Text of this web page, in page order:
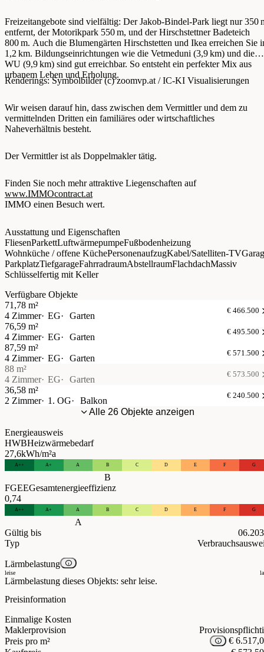
Freizeitangebote sind vielfältig: Der Jakob-Bindel-Park liegt nur 350
entfernt, der Motorikpark 550 m, und der Hirschstettner Badeteich
800 m. Auch die Blumengärten Hirschstetten und Ikea erreichen Sie
1,2 km. Bildungseinrichtungen wie die Vetmeduni (3,9 km) und die
WU (9,9 km) sind gut erreichbar. So entsteht ein perfekter Mix aus
urbanem Leben und Erholung.
Renderings: Symbolbilder (c) zoomvp.at / IC-KI Visualisierungen
Wir weisen darauf hin, dass zwischen dem Vermittler und dem zu
vermittelnden Dritten ein familiäres oder wirtschaftliches
Naheverhältnis besteht.
Der Vermittler ist als Doppelmakler tätig.
Finden Sie noch mehr attraktive Liegenschaften auf
www.IMMOcontract.at
IMMO einen Besuch wert.
Ausstattung und Eigenschaften
FliesenParkettLuftwärmepumpeFußbodenheizung
Wohnküche / offene KüchePersonenaufzugKabel/Satelliten-TV
ParkplatzTiefgarageFahrradraumAbstellraumFlachdachMassiv
Schlüsselfertig mit Keller
Verfügbare Objekte
71,78 m²
4 Zimmer
EG Garten
€ 466.500
76,59 m²
4 Zimmer
EG Garten
€ 495.500
87,59 m²
4 Zimmer
EG Garten
€ 571.500
88 m²
4 Zimmer
EG Garten
€ 573.500
36,58 m²
2 Zimmer
1. OG Balkon
€ 240.500
Alle 26 Objekte anzeigen
Energieausweis
HWBHeizwärmebedarf
27,6kWh/m²a
A++ A+ A B C D E F G
B
FGEEGesamtenergieeffizienz
0,74
A++ A+ A B C D E F G
A
Gültig bis
Typ
Lärmbelastung
leise
Lärmbelastung dieses Objekts: sehr leise.
Preisinformation
Einmalige Kosten
Maklerprovision
Preis pro m²
€